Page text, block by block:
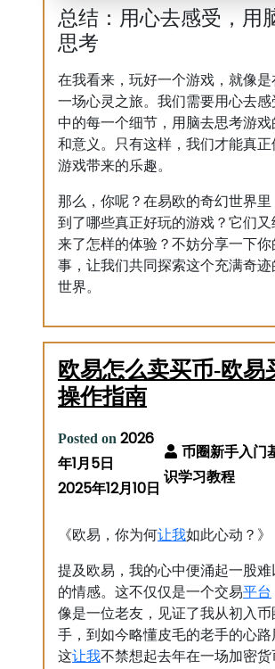
总结：用心去感受，用
思考
在我看来，玩好一个游戏，就像是
一场心灵之旅。我们需要用心去感
中的每一个细节，用脑去思考游戏
和意义。只有这样，我们才能真正
游戏带来的乐趣。
那么，你呢？在易欧的奇幻世界里
到了哪些真正好玩的游戏？它们又
来了怎样的体验？不妨分享一下你
事，让我们共同探索这个充满奇迹
世界。
欧易怎么卖买币-欧易
操作指南
Posted on 2026
年1月5日
2025年12月10日
《欧易，你为何让我如此心动？》
提及欧易，我的心中便涌起一股难
的情感。这不仅仅是一个交易平台
像是一位老友，见证了我从初入币
手，到如今略懂皮毛的老手的心路
这让我不禁想起去年在一场加密货